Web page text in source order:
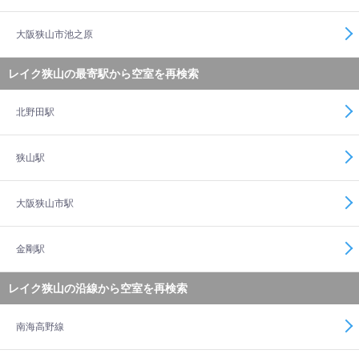
大阪狭山市池之原
レイク狭山の最寄駅から空室を再検索
北野田駅
狭山駅
大阪狭山市駅
金剛駅
レイク狭山の沿線から空室を再検索
南海高野線